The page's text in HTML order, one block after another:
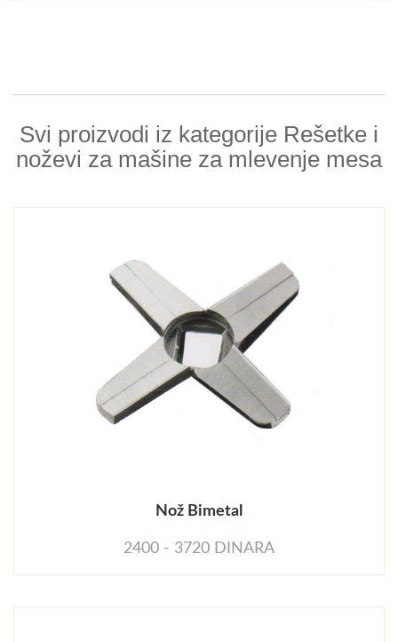
Svi proizvodi iz kategorije Rešetke i
noževi za mašine za mlevenje mesa
Nož Bimetal
2400 - 3720 DINARA